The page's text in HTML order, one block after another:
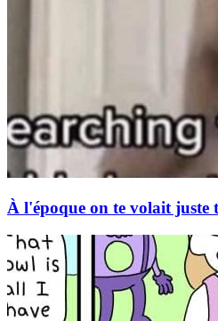
À l'époque on te volait juste